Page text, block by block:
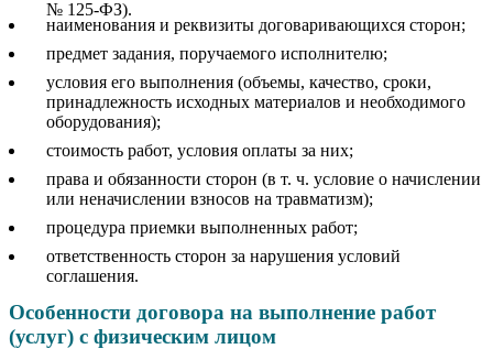
№ 125-ФЗ).
наименования и реквизиты договаривающихся сторон;
предмет задания, поручаемого исполнителю;
условия его выполнения (объемы, качество, сроки,
принадлежность исходных материалов и необходимого
оборудования);
стоимость работ, условия оплаты за них;
права и обязанности сторон (в т. ч. условие о начислении
или неначислении взносов на травматизм);
процедура приемки выполненных работ;
ответственность сторон за нарушения условий
соглашения.
Особенности договора на выполнение работ
(услуг) с физическим лицом